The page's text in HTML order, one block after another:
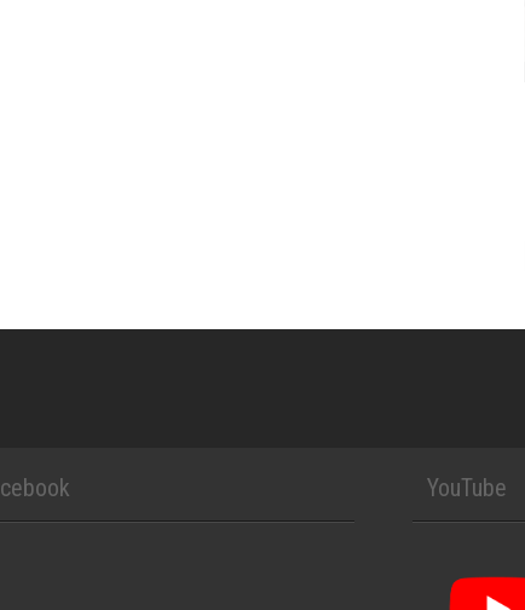
YouTube